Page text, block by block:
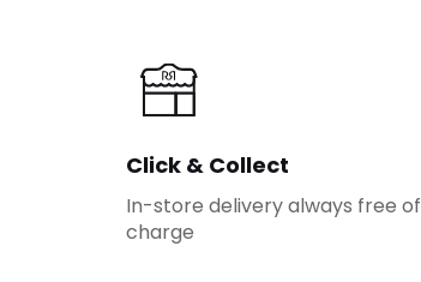
Click & Collect
In-store delivery always free of
charge